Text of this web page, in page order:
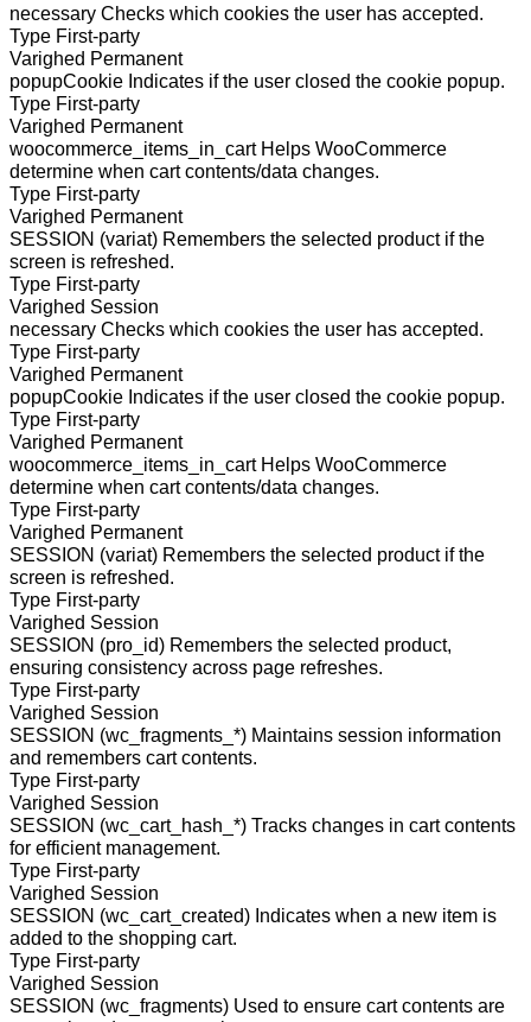
necessary Checks which cookies the user has accepted.
Type First-party
Varighed Permanent
popupCookie Indicates if the user closed the cookie popup.
Type First-party
Varighed Permanent
woocommerce_items_in_cart Helps WooCommerce
determine when cart contents/data changes.
Type First-party
Varighed Permanent
SESSION (variat) Remembers the selected product if the
screen is refreshed.
Type First-party
Varighed Session
necessary Checks which cookies the user has accepted.
Type First-party
Varighed Permanent
popupCookie Indicates if the user closed the cookie popup.
Type First-party
Varighed Permanent
woocommerce_items_in_cart Helps WooCommerce
determine when cart contents/data changes.
Type First-party
Varighed Permanent
SESSION (variat) Remembers the selected product if the
screen is refreshed.
Type First-party
Varighed Session
SESSION (pro_id) Remembers the selected product,
ensuring consistency across page refreshes.
Type First-party
Varighed Session
SESSION (wc_fragments_*) Maintains session information
and remembers cart contents.
Type First-party
Varighed Session
SESSION (wc_cart_hash_*) Tracks changes in cart contents
for efficient management.
Type First-party
Varighed Session
SESSION (wc_cart_created) Indicates when a new item is
added to the shopping cart.
Type First-party
Varighed Session
SESSION (wc_fragments) Used to ensure cart contents are